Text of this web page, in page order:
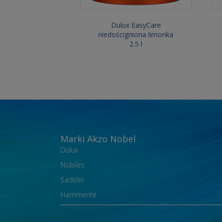
Dulux EasyCare
niedościgniona limonka
2.5 l
Marki Akzo Nobel
Dulux
Nobiles
Sadolin
Hammerite